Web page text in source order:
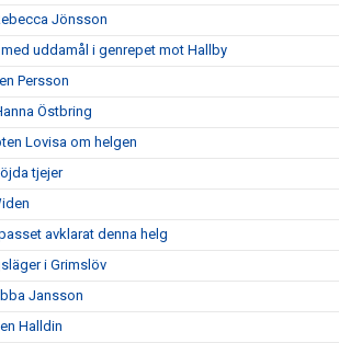
Jönsson
uddamål i genrepet mot Hallby
Persson
Östbring
Lovisa om helgen
tjejer
avklarat denna helg
i Grimslöv
Jansson
Halldin